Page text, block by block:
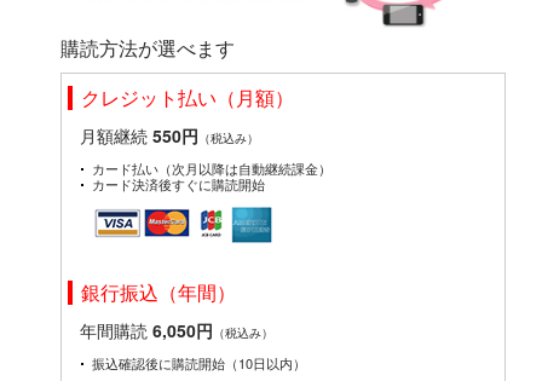
購読方法が選べます
クレジット払い（月額）
月額継続 550円 （税込み）
カード払い（次月以降は自動継続課金）
カード決済後すぐに購読開始
銀行振込（年間）
年間購読 6,050円 （税込み）
振込確認後に購読開始（10日以内）